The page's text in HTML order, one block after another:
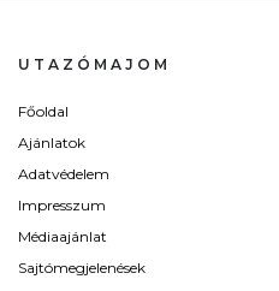
UTAZÓMAJOM
Főoldal
Ajánlatok
Adatvédelem
Impresszum
Médiaajánlat
Sajtómegjelenések